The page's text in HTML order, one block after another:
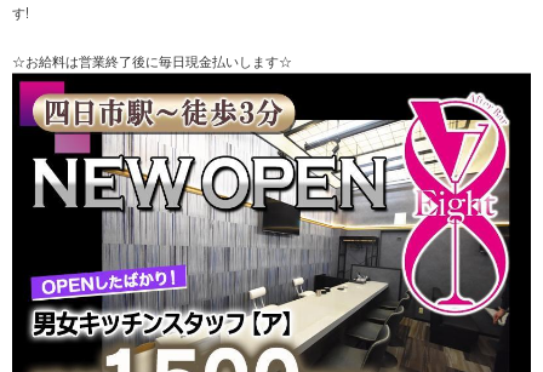
す!
☆お給料は営業終了後に毎日現金払いします☆